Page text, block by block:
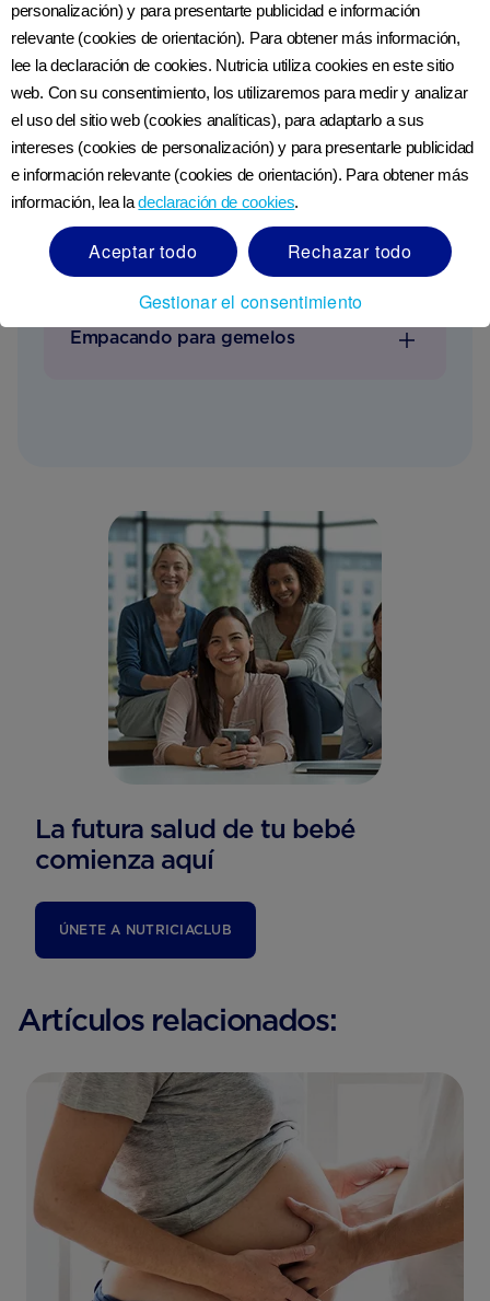
Prepararte para una cesárea o dar a luz a
gemelos puede requerir un poco más de
planificación. Descubre más a continuación.
Empacando para una cesárea
Empacando para gemelos
La futura salud de tu bebé
comienza aquí
ÚNETE A NUTRICIACLUB
Artículos relacionados:
personalización) y para presentarte publicidad e información
relevante (cookies de orientación). Para obtener más información,
lee la declaración de cookies. Nutricia utiliza cookies en este sitio
web. Con su consentimiento, los utilizaremos para medir y analizar
el uso del sitio web (cookies analíticas), para adaptarlo a sus
intereses (cookies de personalización) y para presentarle publicidad
e información relevante (cookies de orientación). Para obtener más
información, lea ladeclaración de cookies.
Aceptar todo
Rechazar todo
Gestionar el consentimiento